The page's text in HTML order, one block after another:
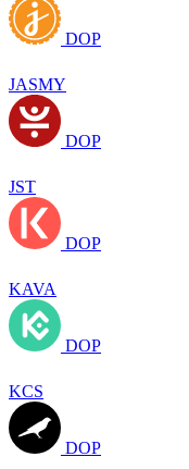
DOP
JASMY
DOP
JST
DOP
KAVA
DOP
KCS
DOP